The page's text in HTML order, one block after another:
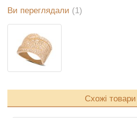
Ви переглядали (1)
Схожі товари